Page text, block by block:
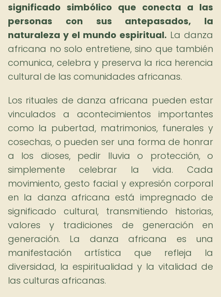
significado simbólico que conecta a las
personas con sus antepasados, la
naturaleza y el mundo espiritual. La danza
africana no solo entretiene, sino que también
comunica, celebra y preserva la rica herencia
cultural de las comunidades africanas.
Los rituales de danza africana pueden estar
vinculados a acontecimientos importantes
como la pubertad, matrimonios, funerales y
cosechas, o pueden ser una forma de honrar
a los dioses, pedir lluvia o protección, o
simplemente celebrar la vida. Cada
movimiento, gesto facial y expresión corporal
en la danza africana está impregnado de
significado cultural, transmitiendo historias,
valores y tradiciones de generación en
generación. La danza africana es una
manifestación artística que refleja la
diversidad, la espiritualidad y la vitalidad de
las culturas africanas.